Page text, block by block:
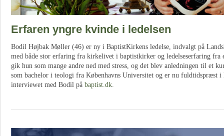
Erfaren yngre kvinde i ledelsen
Bodil Højbak Møller (46) er ny i BaptistKirkens ledelse, indvalgt på
med både stor erfaring fra kirkelivet i baptistkirker og ledelseserfaring fra
gik hun som mange andre ned med stress, og det blev anledningen til et
som bachelor i teologi fra Københavns Universitet og er nu fuldtidspræst
interviewet med Bodil på baptist.dk.